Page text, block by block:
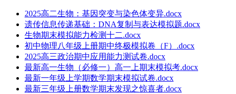
2025高二生物：基因突变与染色体变异.docx
遗传信息传递基础：DNA复制与表达模拟题.docx
生物期末模拟能力检测十二.docx
初中物理八年级上册期中终极模拟卷（F）.docx
2025高三政治期中应用能力测试卷.docx
最新高一生物（必修一）高一上期末模拟考.docx
最新一年级上学期数学期末模拟试卷.docx
最新三年级上册数学期末发现之惊喜者.docx